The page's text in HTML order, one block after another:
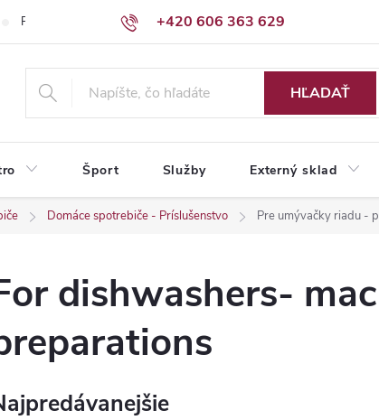
+420 606 363 629
Podmienky ochrany osobných údajov
HĽADAŤ
Šport Služby Externý sklad
Domáce spotrebiče - Príslušenstvo Pre umývačky riadu -
dishwashers-